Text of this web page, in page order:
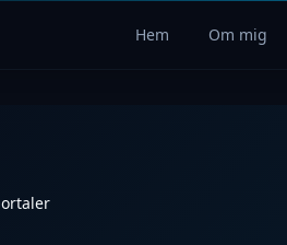
Hem Om mig